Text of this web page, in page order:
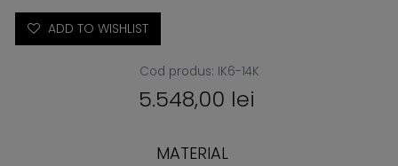
ADD TO WISHLIST
Cod produs: IK6-14K
Pret
normal
5.548,00 lei
MATERIAL